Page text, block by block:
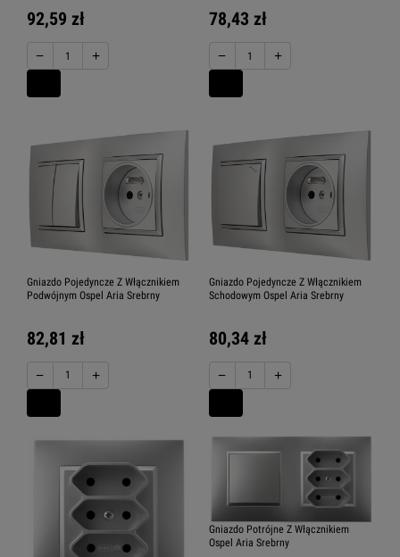
92,59 zł
− +
78,43 zł
− +
Gniazdo Pojedyncze Z Włącznikiem
Podwójnym Ospel Aria Srebrny
82,81 zł
− +
Gniazdo Pojedyncze Z Włącznikiem
Schodowym Ospel Aria Srebrny
80,34 zł
− +
Gniazdo Potrójne Z Włącznikiem
Ospel Aria Srebrny